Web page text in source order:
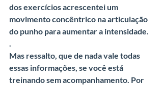
dos exercícios acrescentei um
movimento concêntrico na articulação
do punho para aumentar a intensidade.
Mas ressalto, que de nada vale todas
essas informações, se você está
treinando sem acompanhamento. Por